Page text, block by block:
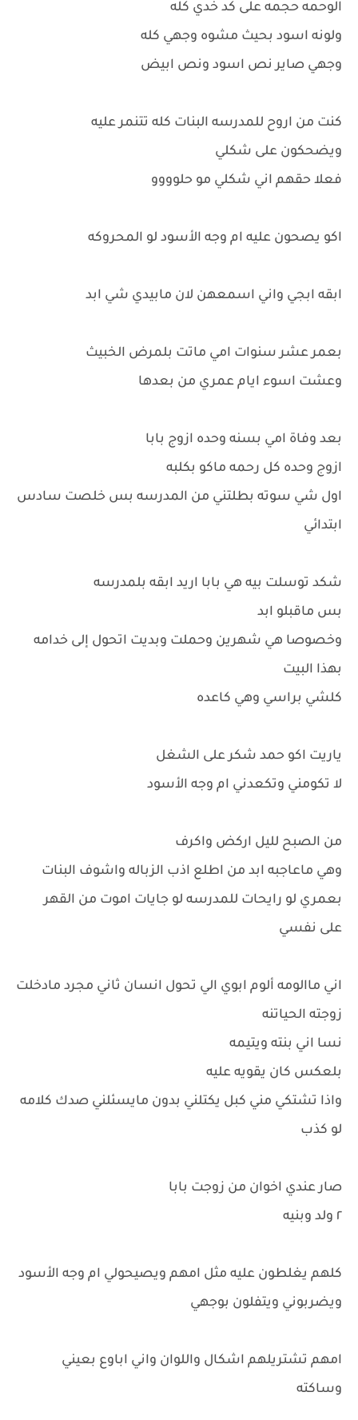
الوحمه حجمه على كد خدي كله
ولونه اسود بحيث مشوه وجهي كله
وجهي صاير نص اسود ونص ابيض
كنت من اروح للمدرسه البنات كله تتنمر عليه
ويضحكون على شكلي
فعلا حقهم اني شكلي مو حلوووو
اكو يصحون عليه ام وجه الأسود لو المحروكه
ابقه ابجي واني اسمعهن لان مابيدي شي ابد
بعمر عشر سنوات امي ماتت بلمرض الخبيث
وعشت اسوء ايام عمري من بعدها
بعد وفاة امي بسنه وحده ازوج بابا
ازوج وحده كل رحمه ماكو بكلبه
اول شي سوته بطلتني من المدرسه بس خلصت سادس
ابتدائي
شكد توسلت بيه هي بابا اريد ابقه بلمدرسه
بس ماقبلو ابد
وخصوصا هي شهرين وحملت وبديت اتحول إلى خدامه
بهذا البيت
كلشي براسي وهي كاعده
ياريت اكو حمد شكر على الشغل
لا تكومني وتكعدني ام وجه الأسود
من الصبح لليل اركض واكرف
وهي ماعاجبه ابد من اطلع اذب الزباله واشوف البنات
بعمري لو رايحات للمدرسه لو جايات اموت من القهر
على نفسي
اني ماالومه ألوم ابوي الي تحول انسان ثاني مجرد مادخلت
زوجته الحياتنه
نسا اني بنته ويتيمه
بلعكس كان يقويه عليه
واذا تشتكي مني كبل يكتلني بدون مايسئلني صدك كلامه
لو كذب
صار عندي اخوان من زوجت بابا
٢ ولد وبنيه
كلهم يغلطون عليه مثل امهم ويصيحولي ام وجه الأسود
ويضربوني ويتفلون بوجهي
امهم تشتريلهم اشكال واللوان واني اباوع بعيني
وساكته